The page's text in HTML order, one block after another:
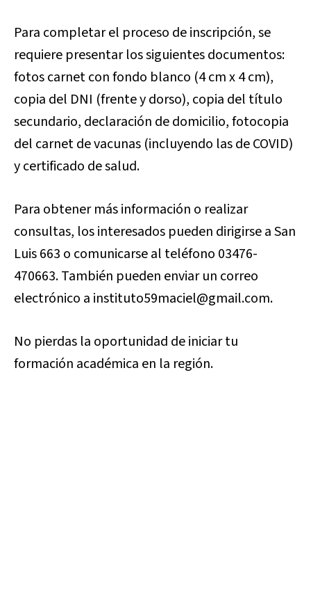
Para completar el proceso de inscripción, se
requiere presentar los siguientes documentos:
fotos carnet con fondo blanco (4 cm x 4 cm),
copia del DNI (frente y dorso), copia del título
secundario, declaración de domicilio, fotocopia
del carnet de vacunas (incluyendo las de COVID)
y certificado de salud.
Para obtener más información o realizar
consultas, los interesados pueden dirigirse a San
Luis 663 o comunicarse al teléfono 03476-
470663. También pueden enviar un correo
electrónico a instituto59maciel@gmail.com.
No pierdas la oportunidad de iniciar tu
formación académica en la región.